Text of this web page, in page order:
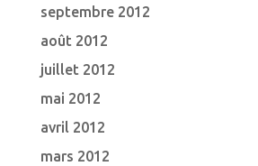
septembre 2012
août 2012
juillet 2012
mai 2012
avril 2012
mars 2012